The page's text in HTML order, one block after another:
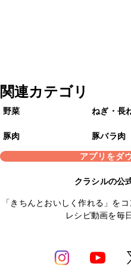
関連カテゴリ
野菜 ねぎ・長
豚肉
豚バラ肉
アプリをダ
クラシルの公
「きちんとおいしく作れる」を
レシピ動画を毎